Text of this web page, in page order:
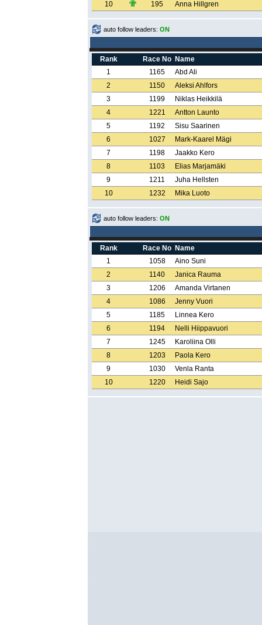
10
195 Anna Hillgren
auto follow leaders: ON
Rank Race No Name
1
1165
Abd Ali
2
1150
Aleksi Ahlfors
3
1199
Niklas Heikkilä
4
1221
Antton Launto
5
1192
Sisu Saarinen
6
1027
Mark-Kaarel Mägi
7
1198
Jaakko Kero
8
1103
Elias Marjamäki
9
1211
Juha Hellsten
10
1232 Mika Luoto
auto follow leaders: ON
Rank Race No Name
1
1058
Aino Suni
2
1140
Janica Rauma
3
1206
Amanda Virtanen
4
1086
Jenny Vuori
5
1185
Linnea Kero
6
1194
Nelli Hiippavuori
7
1245
Karoliina Olli
8
1203
Paola Kero
9
1030
Venla Ranta
10
1220 Heidi Sajo